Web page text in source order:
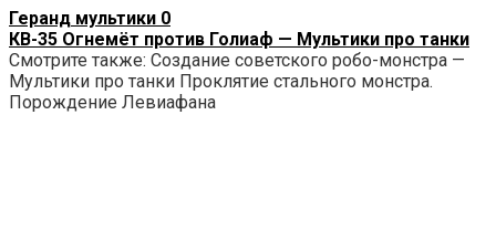
Геранд мультики 0
КВ-35 Огнемёт против Голиаф — Мультики про танки
Смотрите также: Создание советского робо-монстра —
Мультики про танки Проклятие стального монстра.
Порождение Левиафана